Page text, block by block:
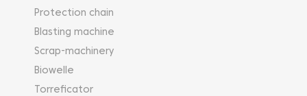
Protection chain
Blasting machine
Scrap-machinery
Biowelle
Torreficator